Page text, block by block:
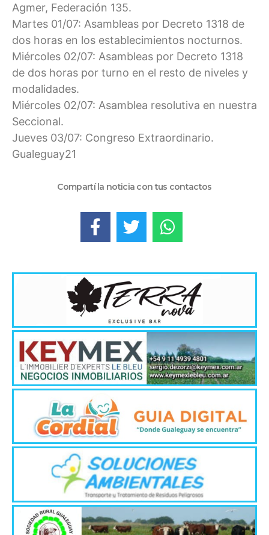
Agmer, Federación 135.
Martes 01/07: Asambleas por Decreto 1318 de
dos horas en los establecimientos nocturnos.
Miércoles 02/07: Asambleas por Decreto 1318
de dos horas por turno en el resto de niveles y
modalidades.
Miércoles 02/07: Asamblea resolutiva en nuestra
Seccional.
Jueves 03/07: Congreso Extraordinario.
Gualeguay21
Compartí la noticia con tus contactos